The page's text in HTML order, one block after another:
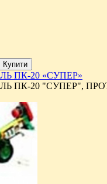
ПК-20 «СУПЕР»
ПК-20 "СУПЕР",